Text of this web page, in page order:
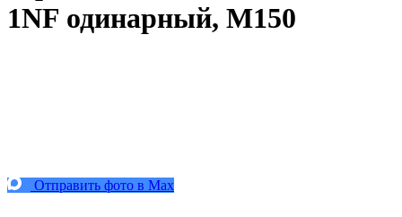
1NF одинарный, М150
Отправить фото в Max